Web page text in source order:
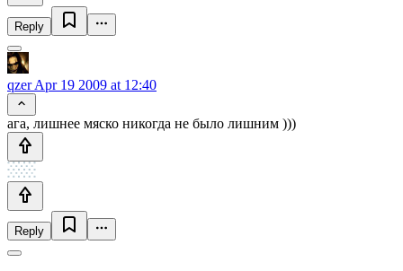
Reply
qzerApr 19 2009 at 12:40
ага, лишнее мяско никогда не было лишним )))
Reply